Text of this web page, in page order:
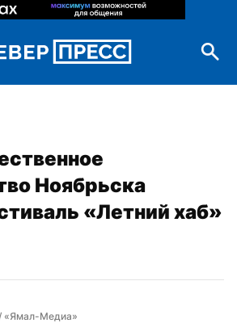
Ноябрьска
«Летний хаб»
«Ямал-Медиа»